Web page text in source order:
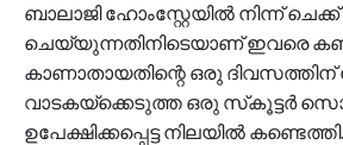
ബാലാജി ഹോംസ്റ്റേയിൽ നിന്ന് ചെക്ക്
ചെയ്യുന്നതിനിടെയാണ് ഇവരെ
കാണാതായതിന്റെ ഒരു
വാടകയ്‌ക്കെടുത്ത ഒരു സ്‌കൂട്ടർ
ഉപേക്ഷിക്കപ്പെട്ട നിലയിൽ